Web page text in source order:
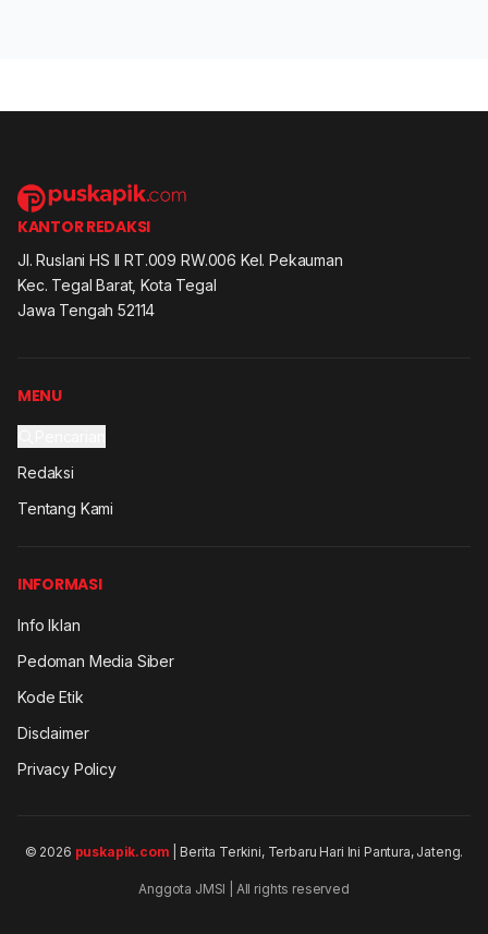
KANTOR REDAKSI
Jl. Ruslani HS II RT.009 RW.006 Kel. Pekauman
Kec. Tegal Barat, Kota Tegal
Jawa Tengah 52114
MENU
Redaksi
Tentang Kami
INFORMASI
Info Iklan
Pedoman Media Siber
Kode Etik
Disclaimer
Privacy Policy
© 2026 puskapik.com | Berita Terkini, Terbaru Hari Ini Pantura, Jateng.
Anggota JMSI | All rights reserved